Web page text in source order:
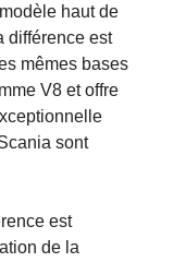
haut de
différence est
mêmes bases
V8 et offre
sont
est
de la